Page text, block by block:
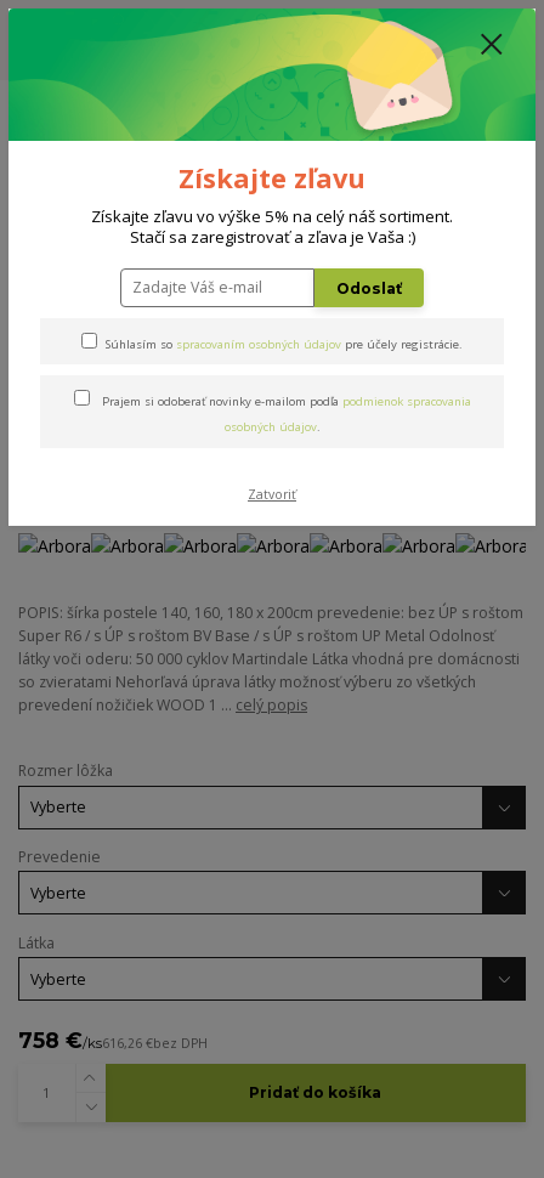
ZĽAVA: VŠETKY VYSTAVENÉ POSTELE ZA 400€ - CENA MATRACU A ROŠTU
PODĽA VÝBERU / DODACIA LEHOTA JE AKTUÁLNE 10-15 PRACOVNÝCH
Menu
0908 777 700 Po-So: 10-18 hod.
0
Postele Arbora
Arbora
Novinka Akcia Doprava ZADARMO
POPIS: šírka postele 140, 160, 180 x 200cm prevedenie: bez ÚP s roštom
Super R6 / s ÚP s roštom BV Base / s ÚP s roštom UP Metal Odolnosť
látky voči oderu: 50 000 cyklov Martindale Látka vhodná pre domácnosti
so zvieratami Nehorľavá úprava látky možnosť výberu zo všetkých
prevedení nožičiek WOOD 1 ... celý popis
Rozmer lôžka
Prevedenie
Látka
758 €/ks616,26 €bez DPH
Pridať do košíka
Získajte zľavu
Získajte zľavu vo výške 5% na celý náš sortiment.
Stačí sa zaregistrovať a zľava je Vaša :)
Odoslať
Súhlasím so spracovaním osobných údajov pre účely registrácie.
Prajem si odoberať novinky e-mailom podľa podmienok spracovania
osobných údajov.
Zatvoriť